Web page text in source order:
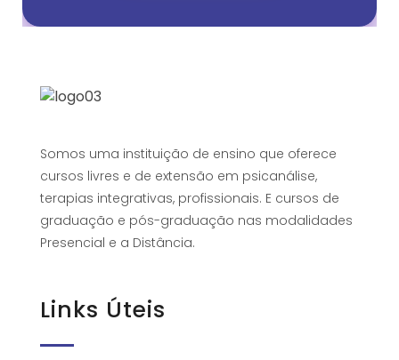
Somos uma instituição de ensino que oferece
cursos livres e de extensão em psicanálise,
terapias integrativas, profissionais. E cursos de
graduação e pós-graduação nas modalidades
Presencial e a Distância.
Links Úteis